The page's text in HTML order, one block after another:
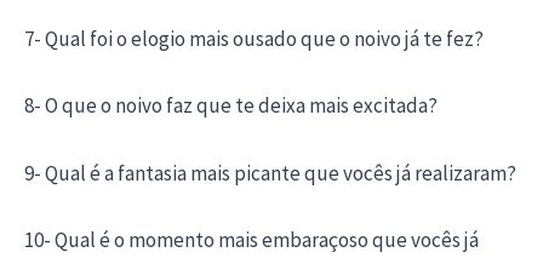
7- Qual foi o elogio mais ousado que o noivo já te fez?
8- O que o noivo faz que te deixa mais excitada?
9- Qual é a fantasia mais picante que vocês já realizaram?
10- Qual é o momento mais embaraçoso que vocês já